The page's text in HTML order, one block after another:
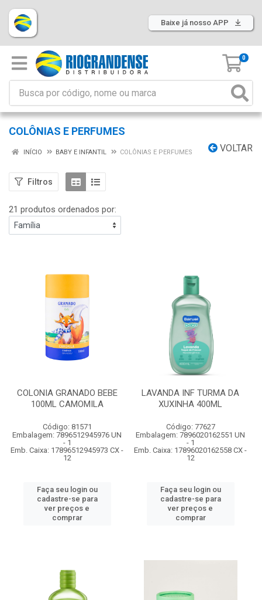
Baixe já nosso APP
0
COLÔNIAS E PERFUMES
VOLTAR
INÍCIO BABY E INFANTIL COLÔNIAS E PERFUMES
Filtros
21 produtos ordenados por:
COLONIA GRANADO BEBE
100ML CAMOMILA
Código: 81571
Embalagem: 7896512945976 UN
- 1
Emb. Caixa: 17896512945973 CX -
12
Faça seu login ou
cadastre-se para
ver preços e
comprar
LAVANDA INF TURMA DA
XUXINHA 400ML
Código: 77627
Embalagem: 7896020162551 UN
- 1
Emb. Caixa: 17896020162558 CX -
12
Faça seu login ou
cadastre-se para
ver preços e
comprar